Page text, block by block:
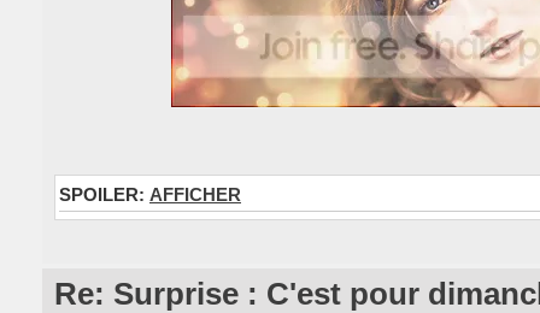
SPOILER: AFFICHER
Re: Surprise : C'est pour